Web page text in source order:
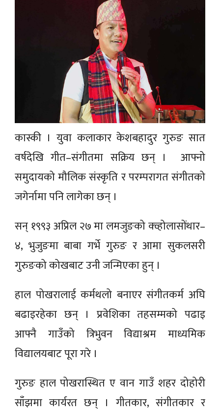
कास्की । युवा कलाकार केशबहादुर गुरुङ सात
वर्षदेखि गीत–संगीतमा सक्रिय छन् । आफ्नो
समुदायको मौलिक संस्कृति र परम्परागत संगीतको
जगेर्नामा पनि लागेका छन् ।
सन् १९९३ अप्रिल २७ मा लमजुङको क्व्होलासोंथार–
४, भुजुङमा बाबा गर्भे गुरुङ र आमा सुकलसरी
गुरुङको कोखबाट उनी जन्मिएका हुन् ।
हाल पोखरालाई कर्मथलो बनाएर संगीतकर्म अघि
बढाइरहेका छन् । प्रवेशिका तहसम्मको पढाइ
आफ्नै गाउँको त्रिभुवन विद्याश्रम माध्यमिक
विद्यालयबाट पूरा गरे ।
गुरुङ हाल पोखरास्थित ए वान गाउँ शहर दोहोरी
साँझमा कार्यरत छन् । गीतकार, संगीतकार र